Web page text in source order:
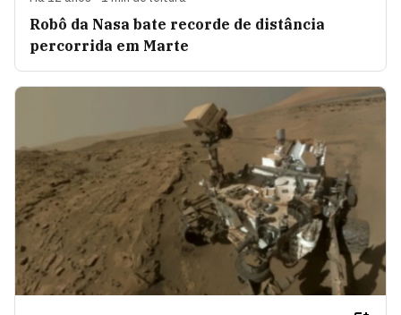
Robô da Nasa bate recorde de distância
percorrida em Marte